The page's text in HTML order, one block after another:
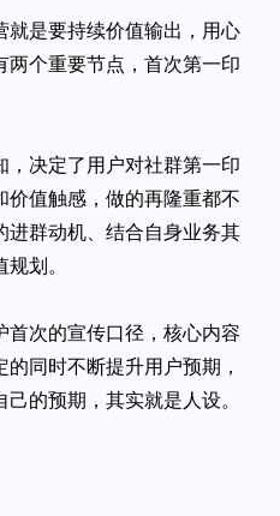
就是要持续价值输出，用心
个重要节点，首次第一印
决定了用户对社群第一印
值触感，做的再隆重都不
进群动机、结合自身业务其
划。
首次的宣传口径，核心内容
同时不断提升用户预期，
的预期，其实就是人设。